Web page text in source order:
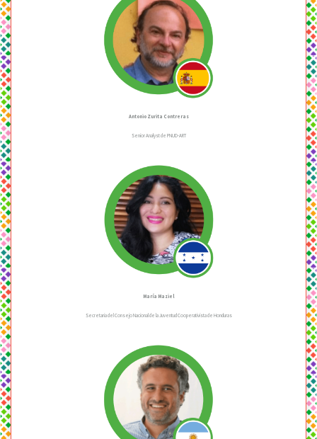
Antonio Zurita Contreras
Senior Analyst de PNUD-ART
María Maziel
Secretaria del Consejo Nacional de la Juventud Cooperativista de Honduras